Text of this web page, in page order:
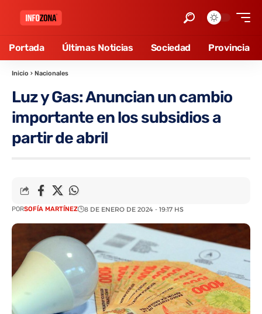
Portada Últimas Noticias Sociedad Provincia
Inicio › Nacionales
Luz y Gas: Anuncian un cambio
importante en los subsidios a
partir de abril
PORSOFÍA MARTÍNEZ 8 DE ENERO DE 2024 - 19:17 HS